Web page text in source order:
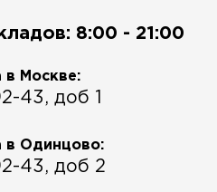
8:00 - 21:00
в Москве:
43, доб 1
в Одинцово:
43, доб 2